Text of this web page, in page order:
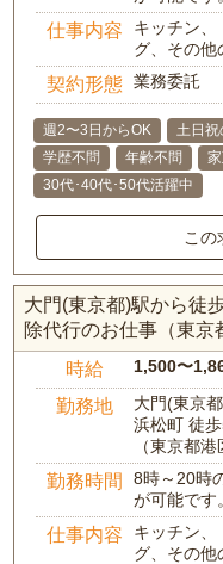
仕事内容
キッチン、
グ、その他
契約形態 業務委託
週2〜3日からOK 土日祝
学歴不問
年齢不問
30代･40代･50代活躍中
この
大門(東京都)駅から徒
除代行のお仕事（東京
時給 1,500〜
勤務地
大門(東京
浜松町 徒
（東京都港
勤務時間
8時～20時
が可能です
仕事内容
キッチン、
グ、その他